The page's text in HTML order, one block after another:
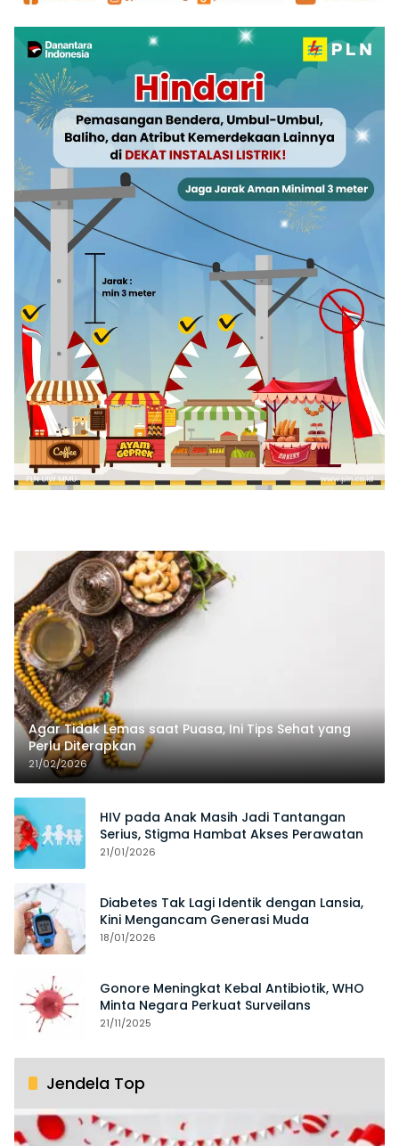
Agar Tidak Lemas saat Puasa, Ini Tips Sehat yang
Perlu Diterapkan
21/02/2026
HIV pada Anak Masih Jadi Tantangan
Serius, Stigma Hambat Akses Perawatan
21/01/2026
Diabetes Tak Lagi Identik dengan Lansia,
Kini Mengancam Generasi Muda
18/01/2026
Gonore Meningkat Kebal Antibiotik, WHO
Minta Negara Perkuat Surveilans
21/11/2025
Jendela Top